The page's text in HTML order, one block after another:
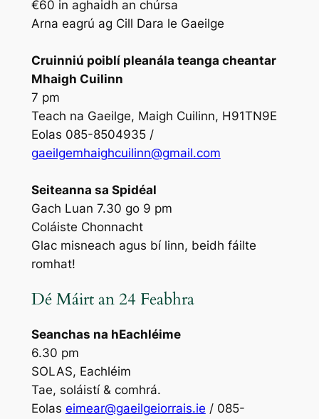
€60 in aghaidh an chúrsa
Arna eagrú ag Cill Dara le Gaeilge
Cruinniú poiblí pleanála teanga cheantar
Mhaigh Cuilinn
7 pm
Teach na Gaeilge, Maigh Cuilinn, H91TN9E
Eolas 085-8504935 /
gaeilgemhaighcuilinn@gmail.com
Seiteanna sa Spidéal
Gach Luan 7.30 go 9 pm
Coláiste Chonnacht
Glac misneach agus bí linn, beidh fáilte
romhat!
Dé Máirt an 24 Feabhra
Seanchas na hEachléime
6.30 pm
SOLAS, Eachléim
Tae, soláistí & comhrá.
Eolas eimear@gaeilgeiorrais.ie / 085-